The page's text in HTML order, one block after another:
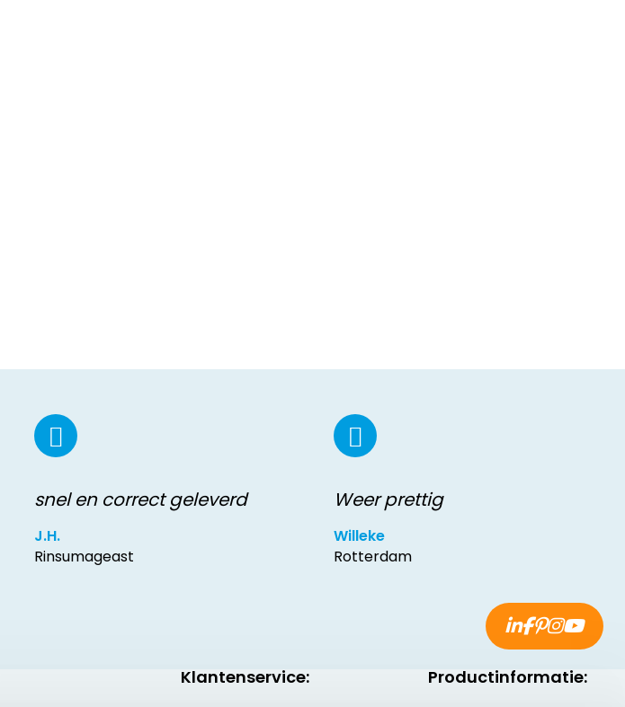
snel en correct geleverd
J.H.
Rinsumageast
Weer prettig
Willeke
Rotterdam
Klantenservice: Productinformatie: